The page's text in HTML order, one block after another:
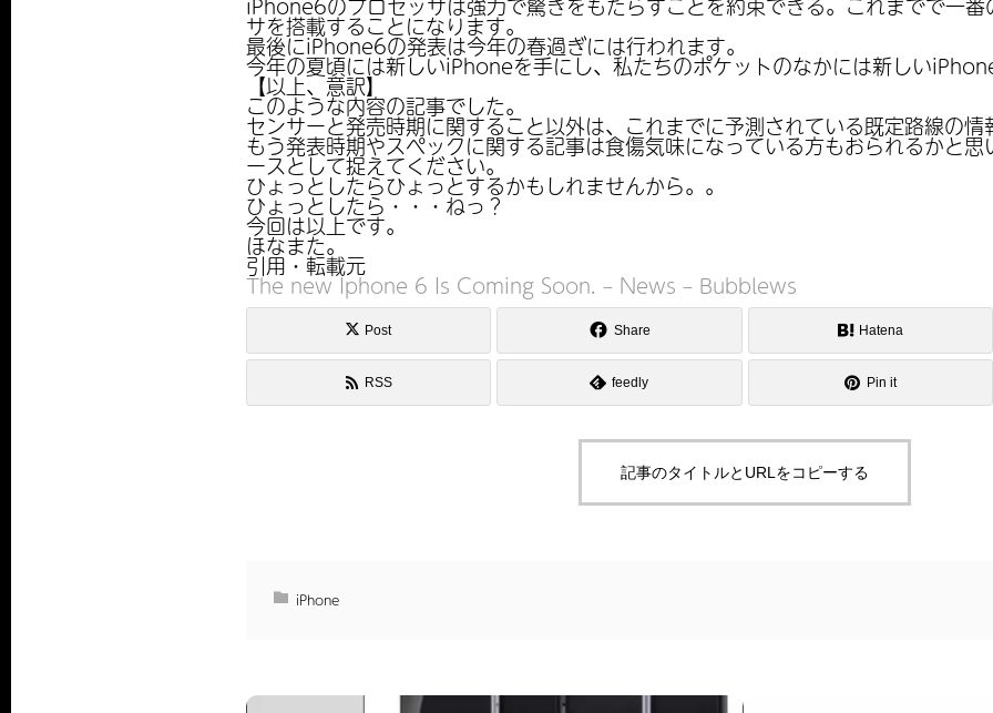
iPhone6のプロセッサは強力で驚きをもたらすことを約束できる。これまでで一番
サを搭載することになります。
最後にiPhone6の発表は今年の春過ぎには行われます。
今年の夏頃には新しいiPhoneを手にし、私たちのポケットのなかには新しい
【以上、意訳】
このような内容の記事でした。
センサーと発売時期に関すること以外は、これまでに予測されている既定路線の情
もう発表時期やスペックに関する記事は食傷気味になっている方もおられるかと
ースとして捉えてください。
ひょっとしたらひょっとするかもしれませんから。。
ひょっとしたら・・・ねっ？
今回は以上です。
ほなまた。
引用・転載元
The new Iphone 6 Is Coming Soon. – News – Bubblews
Post Share Hatena
RSS feedly Pin it
記事のタイトルとURLをコピーする
iPhone